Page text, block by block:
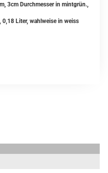
3cm Durchmesser in mintgrün.,
0,18 Liter, wahlweise in weiss